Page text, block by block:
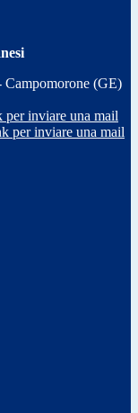
(GE)
per inviare una mail
per inviare una mail